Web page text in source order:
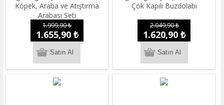
Köpek, Araba ve Atıştırma
Arabası Seti
1.999,90 ₺
1.655,90 ₺
Çok Kapılı Buzdolabı
2.049,90 ₺
1.620,90 ₺